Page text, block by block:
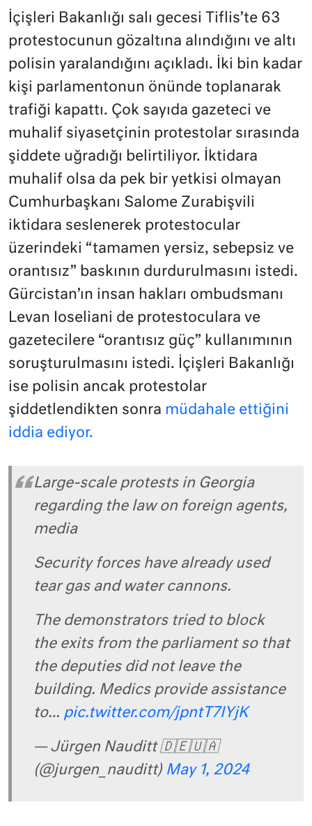
İçişleri Bakanlığı salı gecesi Tiflis’te 63
protestocunun gözaltına alındığını ve altı
polisin yaralandığını açıkladı. İki bin kadar
kişi parlamentonun önünde toplanarak
trafiği kapattı. Çok sayıda gazeteci ve
muhalif siyasetçinin protestolar sırasında
şiddete uğradığı belirtiliyor. İktidara
muhalif olsa da pek bir yetkisi olmayan
Cumhurbaşkanı Salome Zurabişvili
iktidara seslenerek protestocular
üzerindeki “tamamen yersiz, sebepsiz ve
orantısız” baskının durdurulmasını istedi.
Gürcistan’ın insan hakları ombudsmanı
Levan Ioseliani de protestoculara ve
gazetecilere “orantısız güç” kullanımının
soruşturulmasını istedi. İçişleri Bakanlığı
ise polisin ancak protestolar
şiddetlendikten sonra müdahale ettiğini
iddia ediyor.
Large-scale protests in Georgia
regarding the law on foreign agents,
media
Security forces have already used
tear gas and water cannons.
The demonstrators tried to block
the exits from the parliament so that
the deputies did not leave the
building. Medics provide assistance
to… pic.twitter.com/jpntT7IYjK
— Jürgen Nauditt 🇩🇪🇺🇦
(@jurgen_nauditt) May 1, 2024